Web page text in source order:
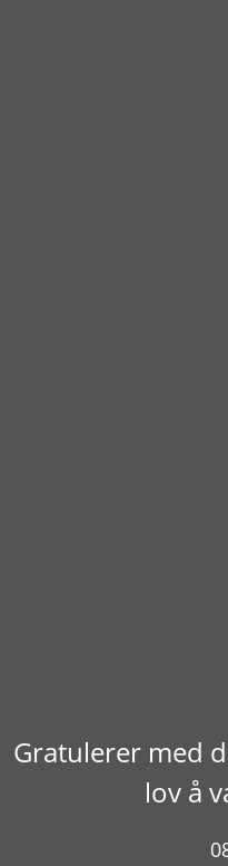
Gratulerer med
lov å